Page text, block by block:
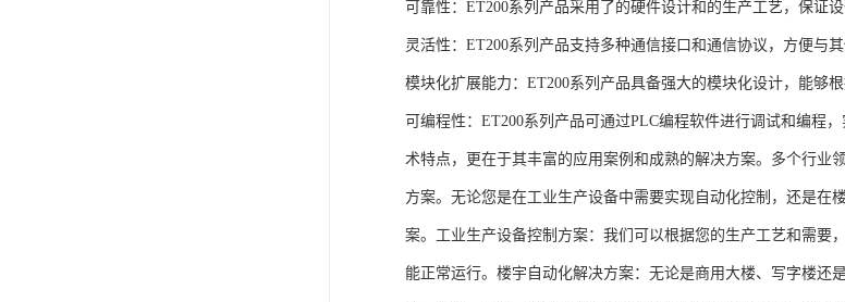
可靠性：ET200系列产品采用了的硬件设计和的生产工艺，保证
灵活性：ET200系列产品支持多种通信接口和通信协议，方便与
模块化扩展能力：ET200系列产品具备强大的模块化设计，能够
可编程性：ET200系列产品可通过PLC编程软件进行调试和编程
术特点，更在于其丰富的应用案例和成熟的解决方案。多个行业
方案。无论您是在工业生产设备中需要实现自动化控制，还是在
案。工业生产设备控制方案：我们可以根据您的生产工艺和需要
能正常运行。楼宇自动化解决方案：无论是商用大楼、写字楼还